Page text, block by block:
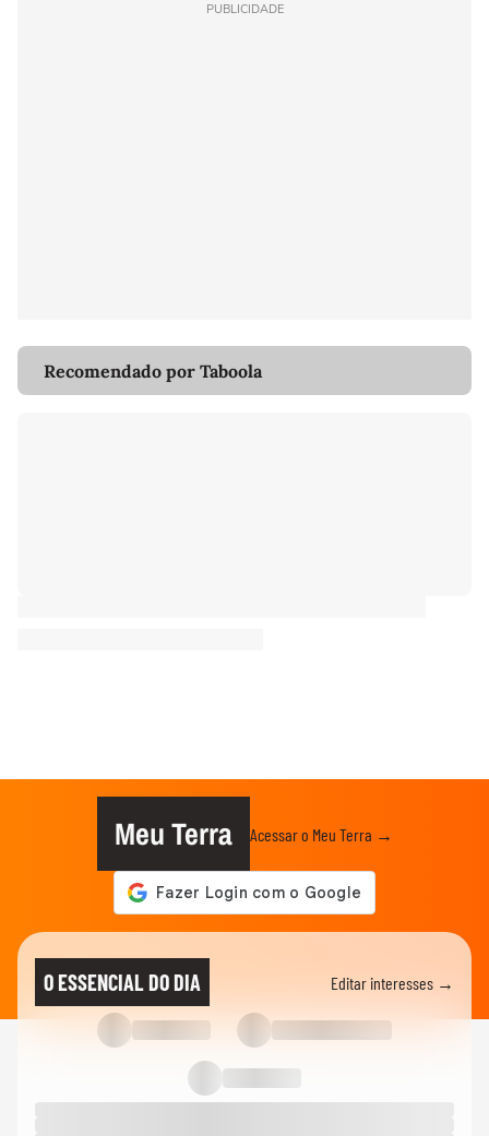
PUBLICIDADE
Recomendado por Taboola
Meu Terra Acessar o Meu Terra →
O ESSENCIAL DO DIA Editar interesses →